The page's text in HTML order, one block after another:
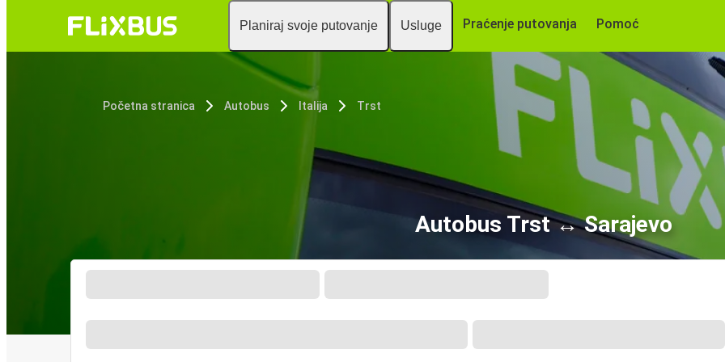
Planiraj svoje putovanje Usluge Praćenje putovanja Pomoć
Početna stranica Autobus Italija Trst
Autobus Trst ↔ Sarajevo